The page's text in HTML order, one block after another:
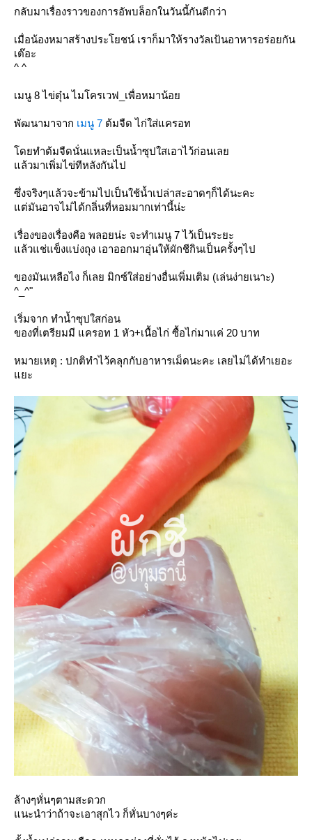
กลับมาเรื่องราวของการอัพบล็อกในวันนี้กันดีกว่า
เมื่อน้องหมาสร้างประโยชน์ เราก็มาให้รางวัลเป้นอาหารอร่อยกัน
เต๊อะ
^ ^
เมนู 8 ไข่ตุ๋น ไมโครเวฟ_เพื่อหมาน้อ
พัฒนามาจาก เมนู 7 ต้มจืด ไก่ใส่แครอท
ดยทำต้มจืดนั่นแหละเป็นน้ำซุปใสเอาไว้ก่อนเล
ล้วมาเพิ่มไข่ทีหลังกันไป
ซึ่งจริงๆแล้วจะข้ามไปเป็นใช้น้ำเปล่าสะอาดๆก็ได้นะคะ
ต่มันอาจไม่ได้กลิ่นที่หอมมากเท่านี้น่ะ
เรื่องของเรื่องคือ พลอยน่ะ จะทำเมนู 7 ไว้เป็นระยะ
ล้วแช่แข็งแบ่งถุง เอาออกมาอุ่นให้ผักชีกินเป็นครั้งๆไป
ของมันเหลือไง ก็เลย มิกซ์ใส่อย่างอื่นเพิ่มเติม (เล่นง่ายเนาะ)
^_^"
เริ่มจาก ทำน้ำซุปใสก่อน
ของที่เตรียมมี แครอท 1 หัว+เนื้อไก่ ซื้อไก่มาแค่ 20 บาท
หมายเหตุ : ปกติทำไว้คลุกกับอาหารเม็ดนะคะ เลยไม่ได้ทำเยอะ
ะ
ล้างๆหั่นๆตามสะดวก
นะนำว่าถ้าจะเอาสุกไว ก็หั่นบางๆค่ะ